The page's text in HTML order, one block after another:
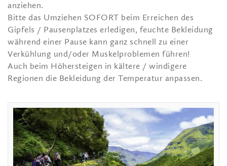
anziehen.
Bitte das Umziehen SOFORT beim Erreichen des
Gipfels / Pausenplatzes erledigen, feuchte Bekleidung
während einer Pause kann ganz schnell zu einer
Verkühlung und/oder Muskelproblemen führen!
Auch beim Höhersteigen in kältere / windigere
Regionen die Bekleidung der Temperatur anpassen.